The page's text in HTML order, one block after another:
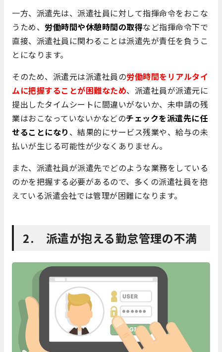
一方、派遣先は、派遣社員に対して指揮命令をおこな
うため、 労働時間や休憩時間の取得など指揮命令下で
直接、派遣社員に関わることは派遣先が責任を負うこ
とになります。
そのため、派遣元は派遣社員の労働時間を リアルタイ
ムに把握することが困難なため、派遣社員が派遣元に
提出したタイムシートに間違いがないか、未申請の残
業はおこなっていないかなどのチェックを派遣先に任
せることになり 、結果的にサービス残業や、給与の未
払いが生じる可能性が少なくありません。
また、派遣社員が派遣先でどのような業務をしている
のかを把握する必要があるので、多くの派遣社員を抱
えている派遣会社では管理が困難になります。
2. 派遣が抱える勤怠管理の不満